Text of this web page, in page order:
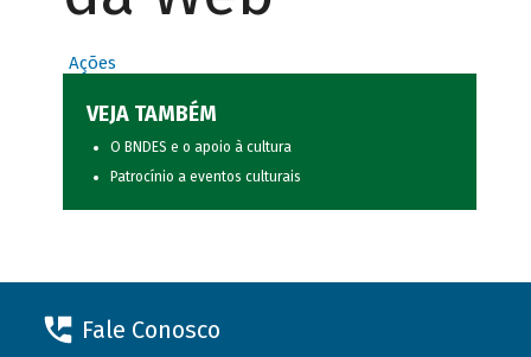
Ações
VEJA TAMBÉM
O BNDES e o apoio à cultura
Patrocínio a eventos culturais
Fale Conosco